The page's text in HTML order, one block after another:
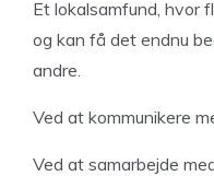
Et lokalsamfund, hvor
og kan få det endnu
andre.
Ved at kommunikere
Ved at samarbejde